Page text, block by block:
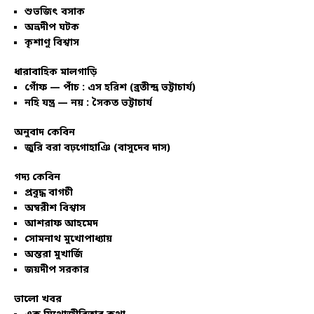
শুভজিৎ বসাক
অভ্রদীপ ঘটক
কৃশাণু বিশ্বাস
ধারাবাহিক মালগাড়ি
গোঁফ — পাঁচ : এস হরিশ (ব্রতীন্দ্র ভট্টাচার্য)
নহি যন্ত্র — নয় : সৈকত ভট্টাচার্য
অনুবাদ কেবিন
জুরি বরা বঢ়গোহাঞি (বাসুদেব দাস)
গদ্য কেবিন
প্রবুদ্ধ বাগচী
অম্বরীশ বিশ্বাস
আশরাফ আহমেদ
সোমনাথ মুখোপাধ্যায়
অন্তরা মুখার্জি
জয়দীপ সরকার
ভালো খবর